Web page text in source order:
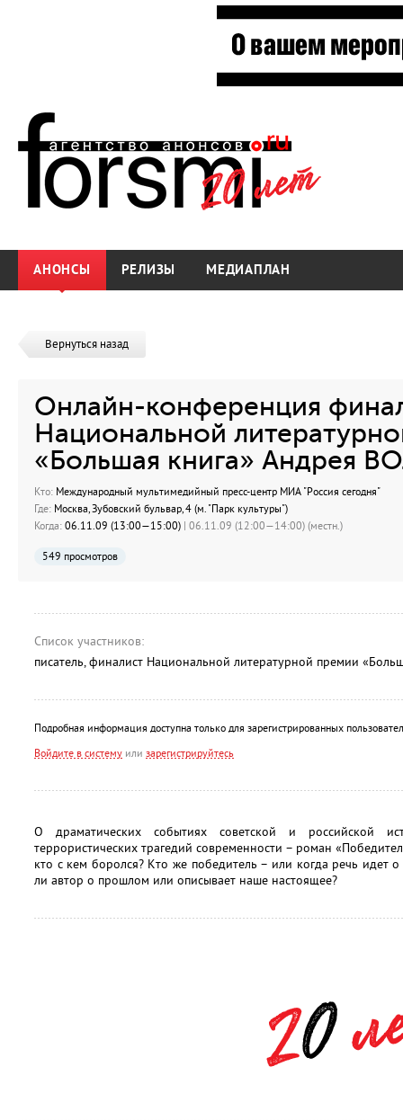
АНОНСЫ РЕЛИЗЫ МЕДИАПЛАН
Вернуться назад
Онлайн-конференция
Национальной
«Большая книга» Андрея
Кто: Международный мультимедийный пресс-центр МИА "Россия сегодня"
Где: Москва, Зубовский бульвар, 4 (м. "Парк культуры")
Когда: 06.11.09 (13:00—15:00) | 06.11.09 (12:00—14:00) (местн.)
549 просмотров
Список участников:
писатель, финалист Национальной литературной премии
Подробная информация доступна только для зарегистрированных
Войдите в систему или зарегистрируйтесь
О драматических событиях советской и российской
террористических трагедий современности – роман
кто с кем боролся? Кто же победитель – или когда речь идет
ли автор о прошлом или описывает наше настоящее?